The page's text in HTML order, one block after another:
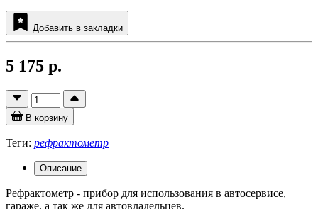
Добавить в закладки
5 175 р.
В корзину
Теги: рефрактометр
Описание
Рефрактометр - прибор для использования в автосервисе,
гараже, а так же для автовладельцев.